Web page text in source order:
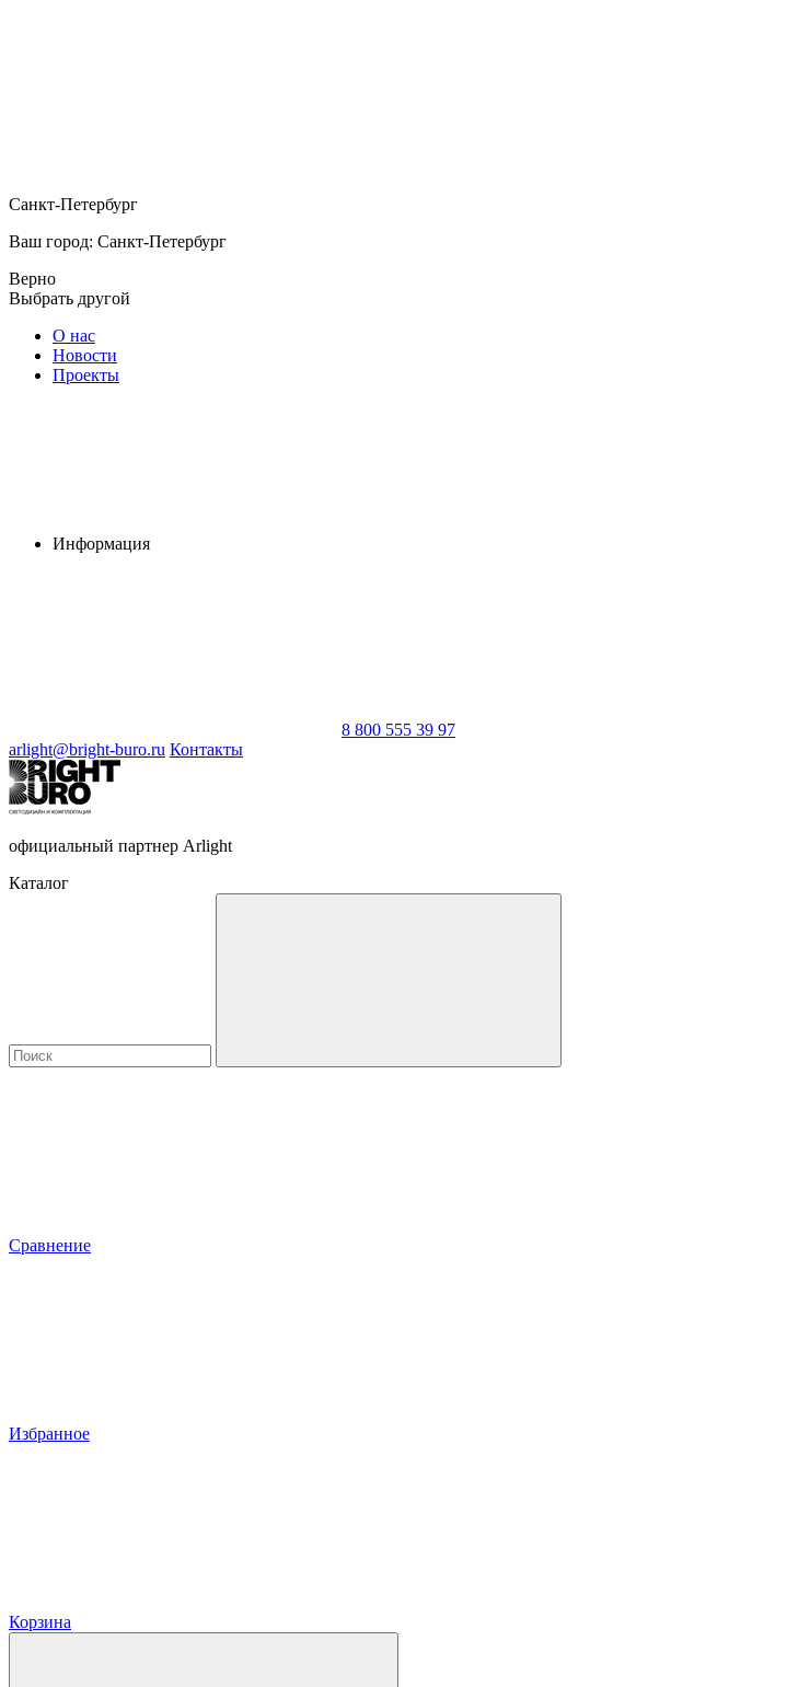
Санкт-Петербург
Ваш город: Санкт-Петербург
Верно
Выбрать другой
О нас
Новости
Проекты
Информация
8 800 555 39 97
arlight@bright-buro.ru Контакты
официальный партнер Arlight
Каталог
Сравнение
Избранное
Корзина